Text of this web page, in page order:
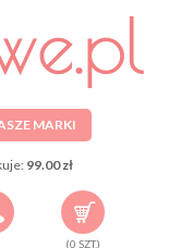
MARKI
99.00 zł
(0 SZT.)